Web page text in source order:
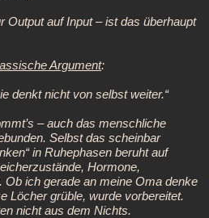
Output auf Input – ist das überhaupt
Argument:
denkt nicht von selbst weiter.“
– auch das menschliche
Selbst das scheinbar
in Ruhephasen beruht auf
Hormone,
Ob ich gerade an meine Oma denke
Löcher grüble, wurde vorbereitet.
nicht aus dem Nichts.